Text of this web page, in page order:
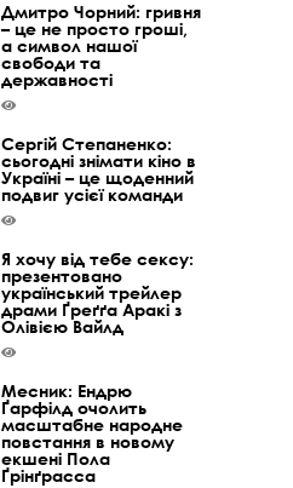
Дмитро Чорний: гривня
– це не просто гроші,
а символ нашої
свободи та
державності
Сергій Степаненко:
сьогодні знімати кіно в
Україні – це щоденний
подвиг усієї команди
Я хочу від тебе сексу:
презентовано
український трейлер
драми Ґреґґа Аракі з
Олівією Вайлд
Месник: Ендрю
Ґарфілд очолить
масштабне народне
повстання в новому
екшені Пола
Ґрінґрасса